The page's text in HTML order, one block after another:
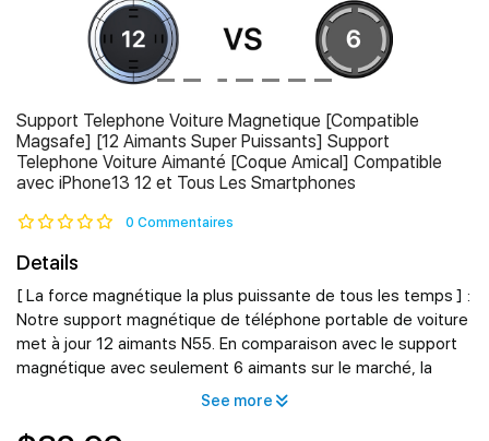
Support Telephone Voiture Magnetique [Compatible
Magsafe] [12 Aimants Super Puissants] Support
Telephone Voiture Aimanté [Coque Amical] Compatible
avec iPhone13 12 et Tous Les Smartphones
0 Commentaires
Details
[ La force magnétique la plus puissante de tous les temps ] :
Notre support magnétique de téléphone portable de voiture
met à jour 12 aimants N55. En comparaison avec le support
magnétique avec seulement 6 aimants sur le marché, la
force magnétique a fait un nouveau niveau. En outre, le signal
See more